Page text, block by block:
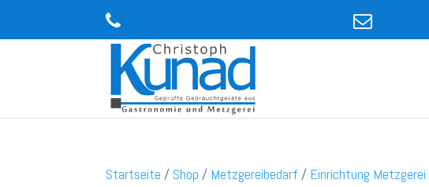
Startseite / Shop / Metzgereibedarf / Einrichtung Metzgerei